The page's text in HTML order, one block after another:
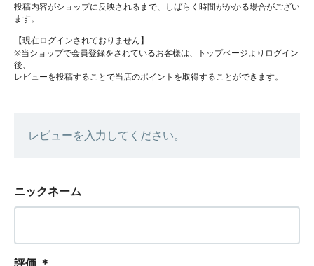
投稿内容がショップに反映されるまで、しばらく時間がかかる場合がござい
ます。
【現在ログインされておりません】
※当ショップで会員登録をされているお客様は、トップページよりログイン
後、
レビューを投稿することで当店のポイントを取得することができます。
レビューを入力してください。
ニックネーム
評価 ＊